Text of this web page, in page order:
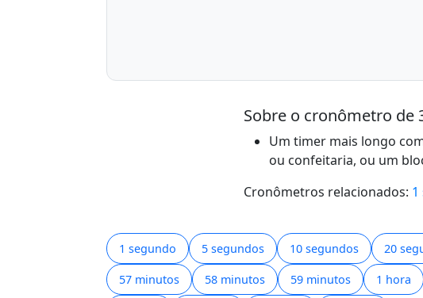
Sobre o cronômetro de
Um timer mais longo
ou confeitaria, ou um
Cronômetros relacionados: 1
1 segundo 5 segundos 10 segundos 20
57 minutos 58 minutos 59 minutos 1 hora